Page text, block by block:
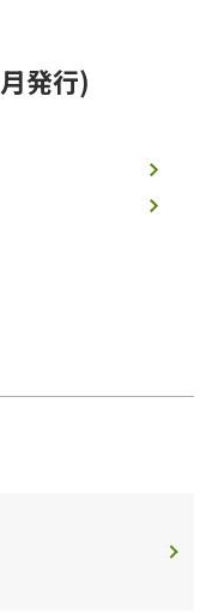
発行)